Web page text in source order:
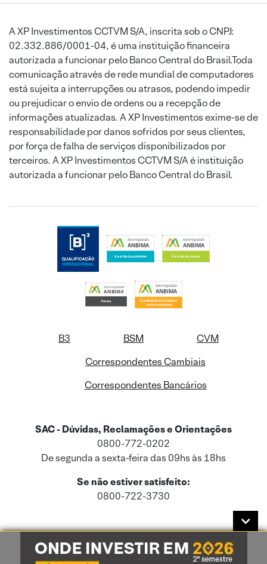
A XP Investimentos CCTVM S/A, inscrita sob o CNPJ:
02.332.886/0001-04, é uma instituição financeira
autorizada a funcionar pelo Banco Central do Brasil.Toda
comunicação através de rede mundial de computadores
está sujeita a interrupções ou atrasos, podendo impedir
ou prejudicar o envio de ordens ou a recepção de
informações atualizadas. A XP Investimentos exime-se de
responsabilidade por danos sofridos por seus clientes,
por força de falha de serviços disponibilizados por
terceiros. A XP Investimentos CCTVM S/A é instituição
autorizada a funcionar pelo Banco Central do Brasil.
B3 BSM
CVM
Correspondentes Cambiais
Correspondentes Bancários
SAC - Dúvidas, Reclamações e Orientações
0800-772-0202
De segunda a sexta-feira das 09hs às 18hs
Se não estiver satisfeito:
0800-722-3730
Este site usa cookies e dados pessoais de acordo com a nossaPolítica de
Cookies
e a nossaPolítica de Privacidade.